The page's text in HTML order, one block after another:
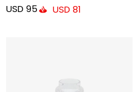
USD 95 USD 81